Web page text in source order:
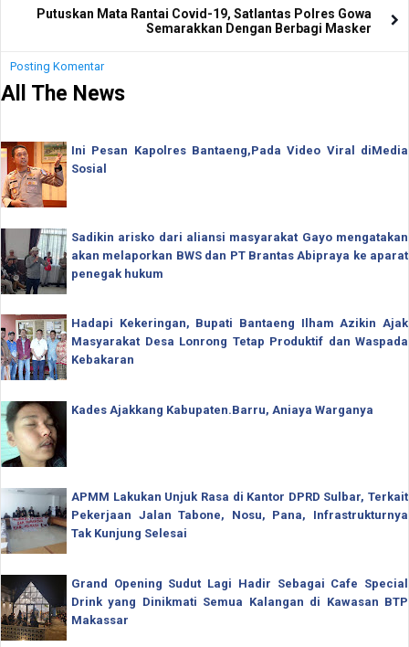
Putuskan Mata Rantai Covid-19, Satlantas Polres Gowa
Semarakkan Dengan Berbagi Masker
Posting Komentar
All The News
Ini Pesan Kapolres Bantaeng,Pada Video Viral diMedia
Sosial
Sadikin arisko dari aliansi masyarakat Gayo mengatakan
akan melaporkan BWS dan PT Brantas Abipraya ke aparat
penegak hukum
Hadapi Kekeringan, Bupati Bantaeng Ilham Azikin Ajak
Masyarakat Desa Lonrong Tetap Produktif dan Waspada
Kebakaran
Kades Ajakkang Kabupaten.Barru, Aniaya Warganya
APMM Lakukan Unjuk Rasa di Kantor DPRD Sulbar, Terkait
Pekerjaan Jalan Tabone, Nosu, Pana, Infrastrukturnya
Tak Kunjung Selesai
Grand Opening Sudut Lagi Hadir Sebagai Cafe Special
Drink yang Dinikmati Semua Kalangan di Kawasan BTP
Makassar